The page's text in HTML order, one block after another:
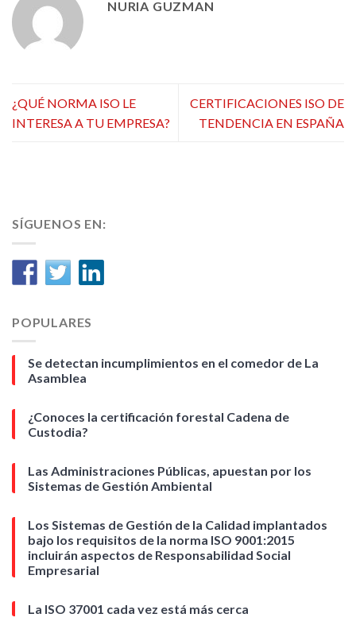
NURIA GUZMAN
¿QUÉ NORMA ISO LE
INTERESA A TU EMPRESA?
CERTIFICACIONES ISO DE
TENDENCIA EN ESPAÑA
SÍGUENOS EN:
POPULARES
Se detectan incumplimientos en el comedor de La
Asamblea
¿Conoces la certificación forestal Cadena de
Custodia?
Las Administraciones Públicas, apuestan por los
Sistemas de Gestión Ambiental
Los Sistemas de Gestión de la Calidad implantados
bajo los requisitos de la norma ISO 9001:2015
incluirán aspectos de Responsabilidad Social
Empresarial
La ISO 37001 cada vez está más cerca